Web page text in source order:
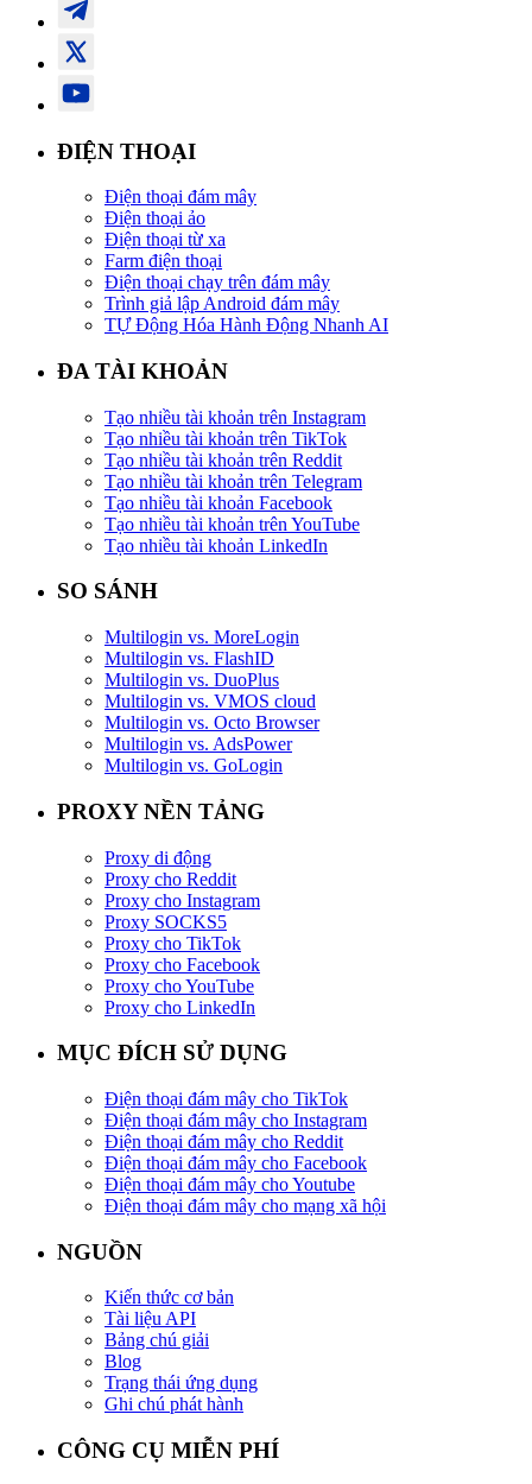
ĐIỆN THOẠI
Điện thoại đám mây
Điện thoại ảo
Điện thoại từ xa
Farm điện thoại
Điện thoại chạy trên đám mây
Trình giả lập Android đám mây
TỰ Động Hóa Hành Động Nhanh AI
ĐA TÀI KHOẢN
Tạo nhiều tài khoản trên Instagram
Tạo nhiều tài khoản trên TikTok
Tạo nhiều tài khoản trên Reddit
Tạo nhiều tài khoản trên Telegram
Tạo nhiều tài khoản Facebook
Tạo nhiều tài khoản trên YouTube
Tạo nhiều tài khoản LinkedIn
SO SÁNH
Multilogin vs. MoreLogin
Multilogin vs. FlashID
Multilogin vs. DuoPlus
Multilogin vs. VMOS cloud
Multilogin vs. Octo Browser
Multilogin vs. AdsPower
Multilogin vs. GoLogin
PROXY NỀN TẢNG
Proxy di động
Proxy cho Reddit
Proxy cho Instagram
Proxy SOCKS5
Proxy cho TikTok
Proxy cho Facebook
Proxy cho YouTube
Proxy cho LinkedIn
MỤC ĐÍCH SỬ DỤNG
Điện thoại đám mây cho TikTok
Điện thoại đám mây cho Instagram
Điện thoại đám mây cho Reddit
Điện thoại đám mây cho Facebook
Điện thoại đám mây cho Youtube
Điện thoại đám mây cho mạng xã hội
NGUỒN
Kiến thức cơ bản
Tài liệu API
Bảng chú giải
Blog
Trạng thái ứng dụng
Ghi chú phát hành
CÔNG CỤ MIỄN PHÍ